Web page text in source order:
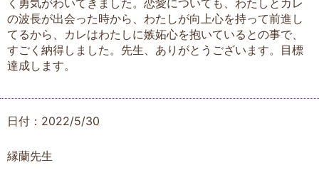
く勇気がわいてきました。恋愛についても、わたしとカレ
の波長が出会った時から、わたしが向上心を持って前進し
てるから、カレはわたしに嫉妬心を抱いているとの事で、
すごく納得しました。先生、ありがとうございます。目標
達成します。
日付：2022/5/30
縁蘭先生